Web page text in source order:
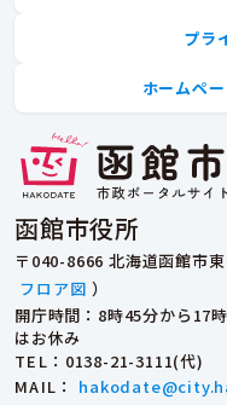
函館市役所
〒040-8666 北海道函館市
フロア図 ）
開庁時間：8時45分から
はお休み
TEL ：0138-21-3111(代)
MAIL ：
プラ
ホームペ